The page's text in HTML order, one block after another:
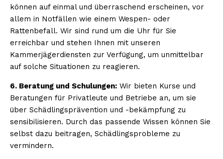
können auf einmal und überraschend erscheinen, vor
allem in Notfällen wie einem Wespen- oder
Rattenbefall. Wir sind rund um die Uhr für Sie
erreichbar und stehen Ihnen mit unseren
Kammerjägerdiensten zur Verfügung, um unmittelbar
auf solche Situationen zu reagieren.
6. Beratung und Schulungen: Wir bieten Kurse und
Beratungen für Privatleute und Betriebe an, um sie
über Schädlingsprävention und -bekämpfung zu
sensibilisieren. Durch das passende Wissen können Sie
selbst dazu beitragen, Schädlingsprobleme zu
vermindern.